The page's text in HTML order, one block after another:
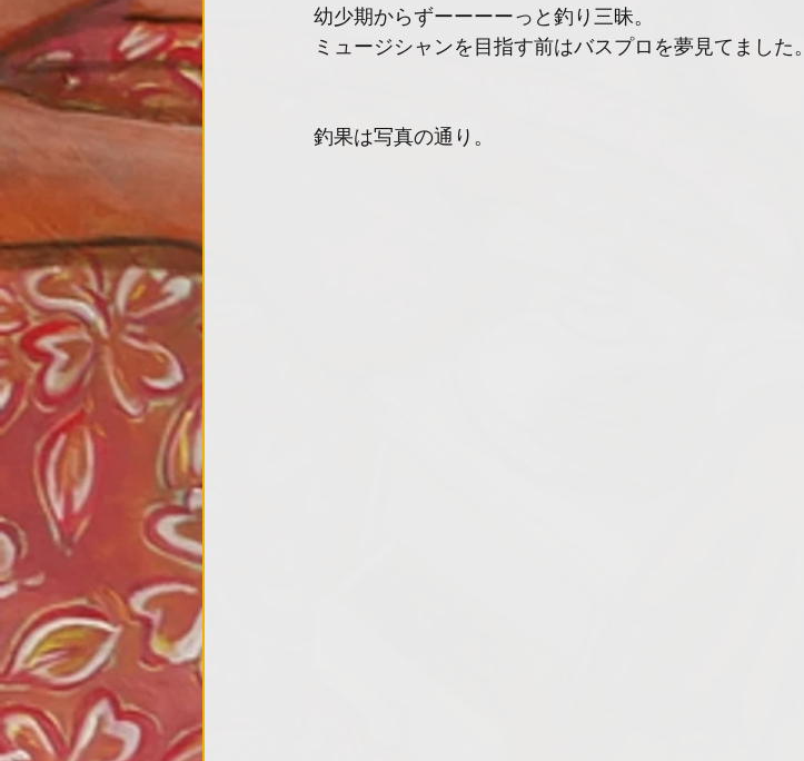
幼少期からずーーーーっと釣り三昧。
ミュージシャンを目指す前はバスプロを夢見てました。
釣果は写真の通り。